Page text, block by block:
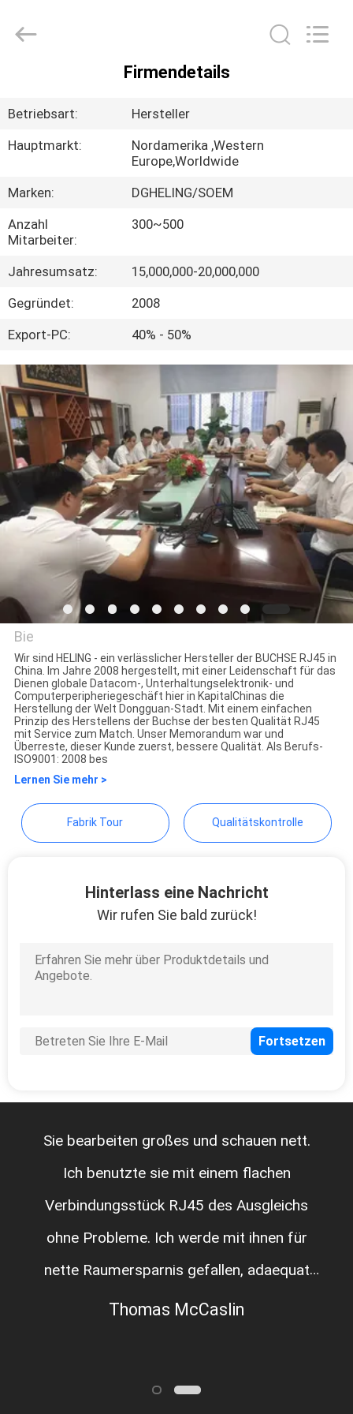
PRODUKTE
ÜBER
FABRIK-
QUALITÄTSKONTROLLE
TRETEN
SIE
MIT
UNS
IN
VERBINDUNG
FORDERN
SIE
EIN
ZITAT
SITEMAP
PRIVACY
POLICY
Rights
Reserved.
Firmendetails
Betriebsart:
Hersteller
Hauptmarkt:
Nordamerika ,Western
Europe,Worldwide
Marken:
DGHELING/SOEM
Anzahl
Mitarbeiter:
300~500
Jahresumsatz:
15,000,000-20,000,000
Gegründet:
2008
Export-PC:
40% - 50%
Dongguan Heling Electronic
Co., Ltd.
Bie
Wir sind HELING - ein verlässlicher Hersteller der BUCHSE RJ45 in
China. Im Jahre 2008 hergestellt, mit einer Leidenschaft für das
Dienen globale Datacom-, Unterhaltungselektronik- und
Computerperipheriegeschäft hier in KapitalChinas die
Herstellung der Welt Dongguan-Stadt. Mit einem einfachen
Prinzip des Herstellens der Buchse der besten Qualität RJ45
mit Service zum Match. Unser Memorandum war und
Überreste, dieser Kunde zuerst, bessere Qualität. Als Berufs-
ISO9001: 2008 bes
Lernen Sie mehr >
Fabrik Tour Qualitätskontrolle
Hinterlass eine Nachricht
Wir rufen Sie bald zurück!
Sie bearbeiten großes und schauen nett.
Ich benutzte sie mit einem flachen
Verbindungsstück RJ45 des Ausgleichs
ohne Probleme. Ich werde mit ihnen für
nette Raumersparnis gefallen, adaequat
gewesen, um 2 meiner vorhergehenden
Thomas McCaslin